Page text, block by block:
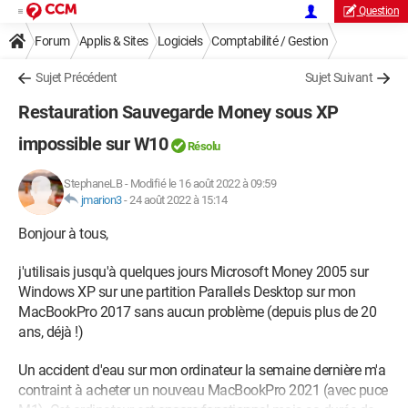
Question
Forum Applis & Sites Logiciels Comptabilité / Gestion
Sujet Précédent Sujet Suivant
Restauration Sauvegarde Money sous XP
impossible sur W10
Résolu
StephaneLB- Modifié le 16 août 2022 à 09:59
jmarion3-24 août 2022 à 15:14
Bonjour à tous,
j'utilisais jusqu'à quelques jours Microsoft Money 2005 sur
Windows XP sur une partition Parallels Desktop sur mon
MacBookPro 2017 sans aucun problème (depuis plus de 20
ans, déjà !)
Un accident d'eau sur mon ordinateur la semaine dernière m'a
contraint à acheter un nouveau MacBookPro 2021 (avec puce